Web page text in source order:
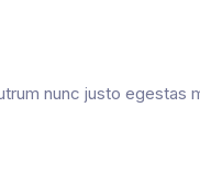
nunc justo egestas